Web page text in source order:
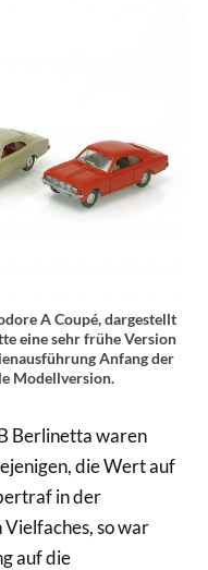
A Coupé, dargestellt
eine sehr frühe Version
Anfang der
Modellversion.
Berlinetta waren
die Wert auf
in der
Vielfaches, so war
auf die